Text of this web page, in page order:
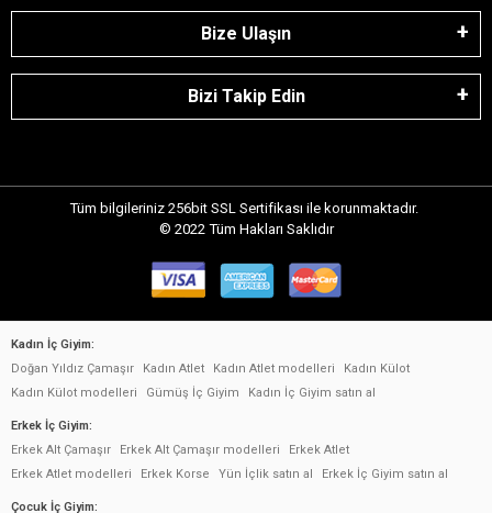
Bize Ulaşın
Bizi Takip Edin
Tüm bilgileriniz 256bit SSL Sertifikası ile korunmaktadır.
© 2022 Tüm Hakları Saklıdır
Kadın İç Giyim:
Doğan Yıldız Çamaşır
Kadın Atlet Kadın Atlet modelleri
Kadın Külot
Kadın Külot modelleri
Gümüş İç Giyim Kadın İç Giyim satın al
Erkek İç Giyim:
Erkek Alt Çamaşır
Erkek Alt Çamaşır modelleri
Erkek Atlet
Erkek Atlet modelleri
Erkek Korse Yün İçlik satın al Erkek İç Giyim satın al
Çocuk İç Giyim: